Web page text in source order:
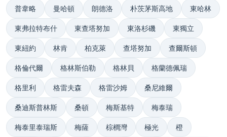
普韋略 曼哈頓 朗德洛 朴茨茅斯高地 東哈林
東弗拉特布什 東查塔努加 東洛杉磯 東獨立
東紐約 林肯 柏克萊 查塔努加 查爾斯頓
格倫代爾 格林斯伯勒 格林貝 格蘭德佩瑞
格里利 格雷夫森 格雷沙姆 桑尼維爾
桑迪斯普林斯 桑頓 梅斯基特 梅泰瑞
梅泰里泰瑞斯 梅薩 棕櫚灣 極光 橙